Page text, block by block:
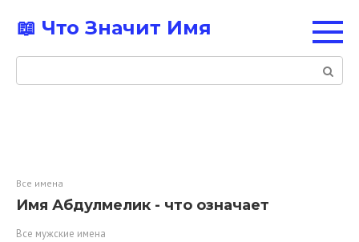
контенту
📖 Что Значит Имя
Поиск:
Все имена
Имя Абдулмелик - что означает
Все мужские имена